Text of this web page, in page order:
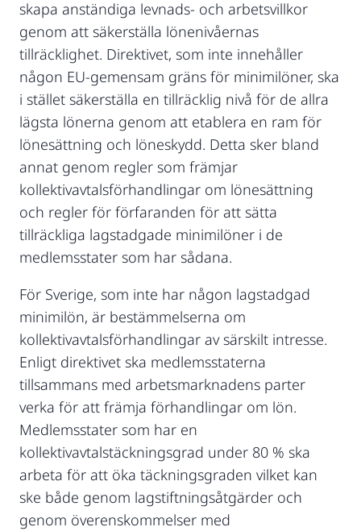
skapa anständiga levnads- och arbetsvillkor
genom att säkerställa lönenivåernas
tillräcklighet. Direktivet, som inte innehåller
någon EU-gemensam gräns för minimilöner, ska
i stället säkerställa en tillräcklig nivå för de allra
lägsta lönerna genom att etablera en ram för
lönesättning och löneskydd. Detta sker bland
annat genom regler som främjar
kollektivavtalsförhandlingar om lönesättning
och regler för förfaranden för att sätta
tillräckliga lagstadgade minimilöner i de
medlemsstater som har sådana.
För Sverige, som inte har någon lagstadgad
minimilön, är bestämmelserna om
kollektivavtalsförhandlingar av särskilt intresse.
Enligt direktivet ska medlemsstaterna
tillsammans med arbetsmarknadens parter
verka för att främja förhandlingar om lön.
Medlemsstater som har en
kollektivavtalstäckningsgrad under 80 % ska
arbeta för att öka täckningsgraden vilket kan
ske både genom lagstiftningsåtgärder och
genom överenskommelser med